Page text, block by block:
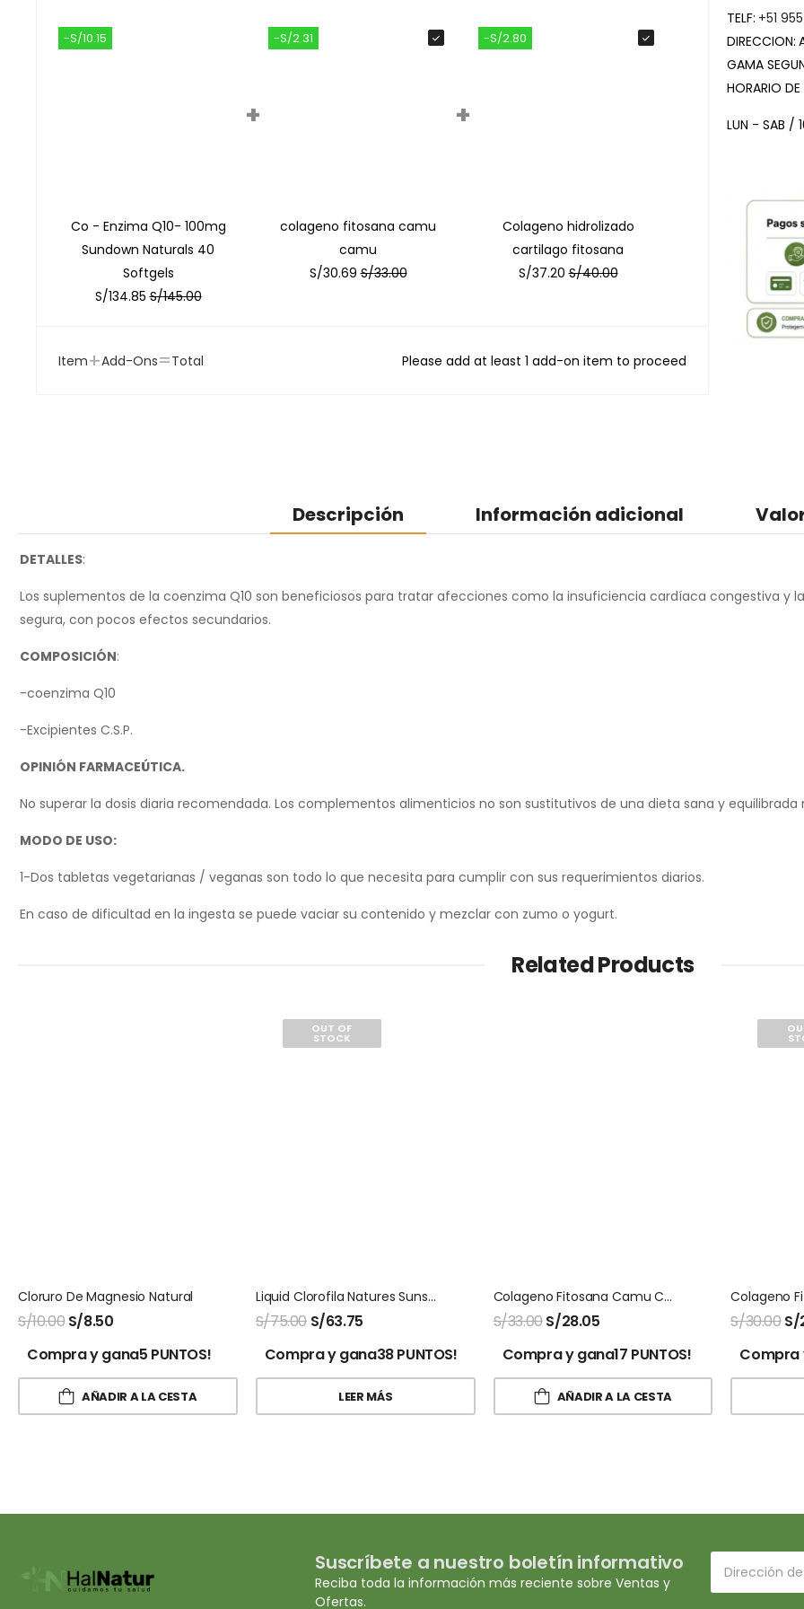
-S/10.15
Co - Enzima Q10- 100mg
Sundown Naturals 40
Softgels
S/134.85 S/145.00
+
-S/2.31
colageno fitosana camu
camu
S/30.69 S/33.00
+
-S/2.80
Colageno hidrolizado
cartilago fitosana
S/37.20 S/40.00
Item+Add-Ons=Total Please add at least 1 add-on item to proceed
TELF: +51
DIRECCION:
GAMA
HORARIO
LUN - SAB /
Descripción Información adicional
DETALLES:
Los suplementos de la coenzima Q10 son beneficiosos para tratar afecciones como la insuficiencia cardíaca congestiva y
segura, con pocos efectos secundarios.
COMPOSICIÓN:
-coenzima Q10
-Excipientes C.S.P.
OPINIÓN FARMACEÚTICA.
No superar la dosis diaria recomendada. Los complementos alimenticios no son sustitutivos de una dieta sana y equilibrada
MODO DE USO:
1-Dos tabletas vegetarianas / veganas son todo lo que necesita para cumplir con sus requerimientos diarios.
En caso de dificultad en la ingesta se puede vaciar su contenido y mezclar con zumo o yogurt.
Related Products
Cloruro De Magnesio Natural
S/10.00 S/8.50
Compra y gana5 PUNTOS!
AÑADIR A LA CESTA
OUT OF
STOCK
Liquid Clorofila Natures Sunshine
S/75.00 S/63.75
Compra y gana38 PUNTOS!
LEER MÁS
Colageno Fitosana Camu Camu
S/33.00S/28.05
Compra y gana17 PUNTOS!
AÑADIR A LA CESTA
Colageno
S/30.00S/
Compra
Suscríbete a nuestro boletín informativo
Reciba toda la información más reciente sobre Ventas y
Ofertas.